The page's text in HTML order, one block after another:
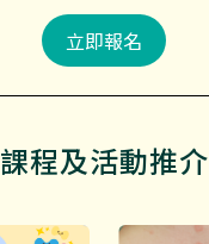
立即報名
課程及活動推介